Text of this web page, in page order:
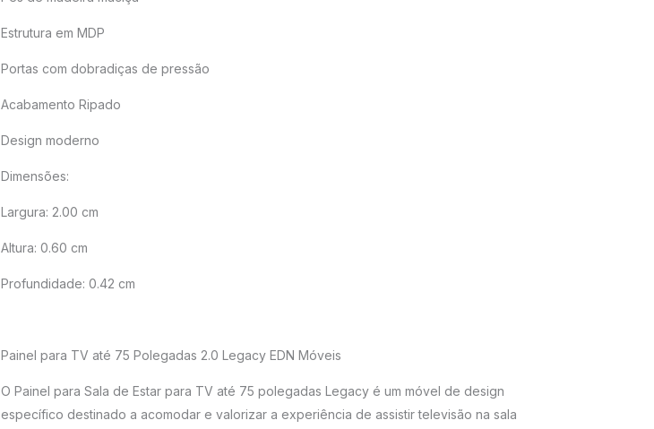
ATÉ
75
-
EDN
Estrutura em MDP
Portas com dobradiças de pressão
Acabamento Ripado
Design moderno
Dimensões:
Largura: 2.00 cm
Altura: 0.60 cm
Profundidade: 0.42 cm
Painel para TV até 75 Polegadas 2.0 Legacy EDN Móveis
O Painel para Sala de Estar para TV até 75 polegadas Legacy é um móvel de design
específico destinado a acomodar e valorizar a experiência de assistir televisão na sala